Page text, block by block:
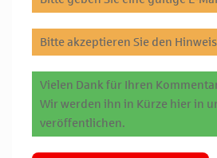
Bitte akzeptieren Sie den
Vielen Dank für Ihren
Wir werden ihn in Kürze hier in
veröffentlichen.